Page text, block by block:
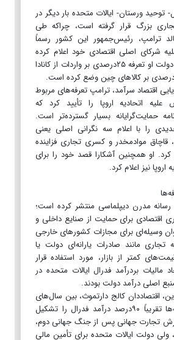
توحید ورستان- ایالات متحده بار دیگر در
بزرگ قرار گرفته است، چراکه طی
ترامپ، رئیس‌جمهور این کشور رسماً
شرکای اصلی اقتصادی خود اعلام کرده
است. از اول فوریه، دولت او تعرفه ۲۵درصدی بر واردات از کانادا
اقتصاد سرآمد، ترامپ تعرفه‌های مربوط
اتحادیه اروپا را تأیید کرد که
حمایت‌گرایانه بسیار گسترده‌تر است.
را با اعلام سه نگرانی اصلی یعنی
قاچاق موادمخدر و کسری تجاری فزاینده
کرد. او همچنین آشکارا قصد خود را برای
اروپا نیز اعلام کرد.
مدرن دیپلماسی منتشر کرده است؛
اقتصادی برای حمایت از صنایع داخلی و
وسیله‌ای برای مجازات کشورهای خارجی
تجاری مانند صادرات یارانه‌ای دولت یا
کمتر از بازار، مورد استفاده قرار
مالیات بردرآمد فدرال ایالات متحده در
اقتصاددان کالج دارتموث، بین سال‌های
۱۷۹۰ تا ۱۸۶۰، تعرفه‌ها تقریباً ۹۰درصد درآمد فدرال را تشکیل
تجارت جهانی پس از جنگ جهانی دوم،
دولت ایالات متحده برای تأمین مالی